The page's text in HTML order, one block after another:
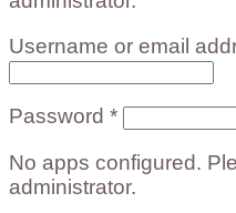
Username or email
Password *
No apps configured.
administrator.